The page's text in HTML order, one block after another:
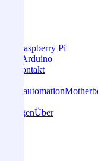
Raspberry Pi
Arduino
Kontakt
Hausautomation
Über